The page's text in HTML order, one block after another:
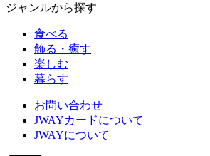
ジャンルから探す
食べる
飾る・癒す
楽しむ
暮らす
お問い合わせ
JWAYカードについて
JWAYについて